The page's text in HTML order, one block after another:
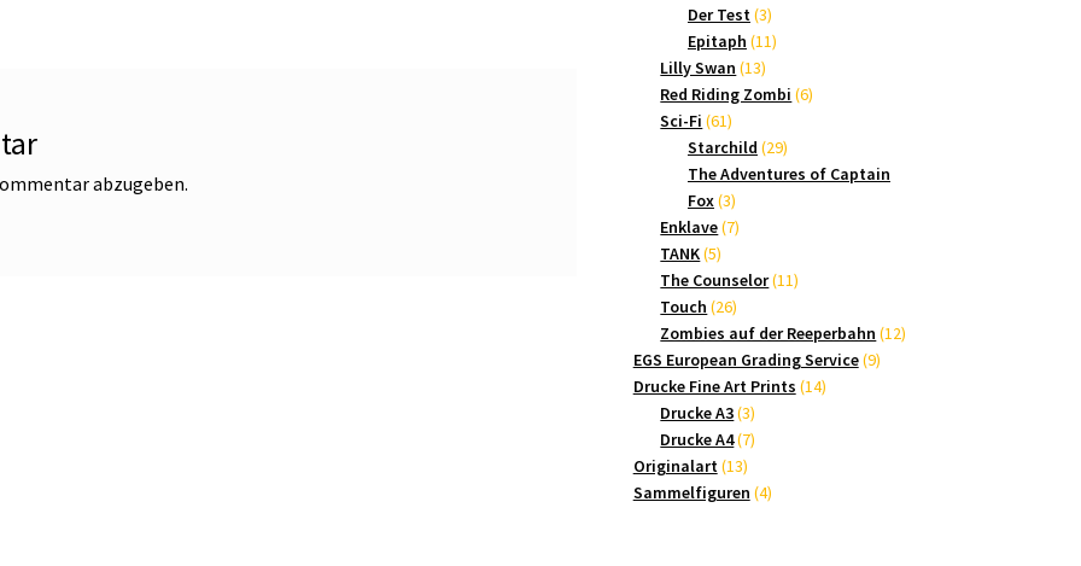
abzugeben.
Der Test 33
Produkte
Epitaph 1111
Lilly Swan 1313
Produkte
Red Riding Zombi 66
Sci-Fi 6161
Produkte
Starchild 2929
Produkte
The Adventures of Captain
Fox 33
Produkte
Enklave 77
TANK 55
Produkte
The Counselor 1111
Touch 2626
Produkte
Zombies auf der Reeperbahn 1212
EGS European Grading Service 99
Drucke Fine Art Prints 1414
Drucke A3 33
Produkte
Drucke A4 77
Originalart 1313
Produkte
Sammelfiguren 44